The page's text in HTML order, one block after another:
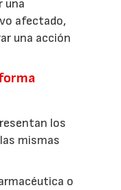
una
afectado,
una acción
los
mismas
o